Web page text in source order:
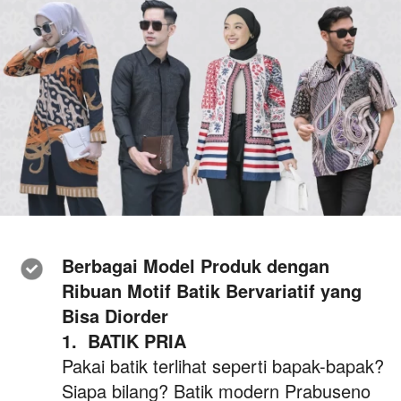
Ribuan Motif Batik Bervariatif yang
Bisa Diorder
1. BATIK PRIA
Pakai batik terlihat seperti bapak-bapak?
Siapa bilang? Batik modern Prabuseno